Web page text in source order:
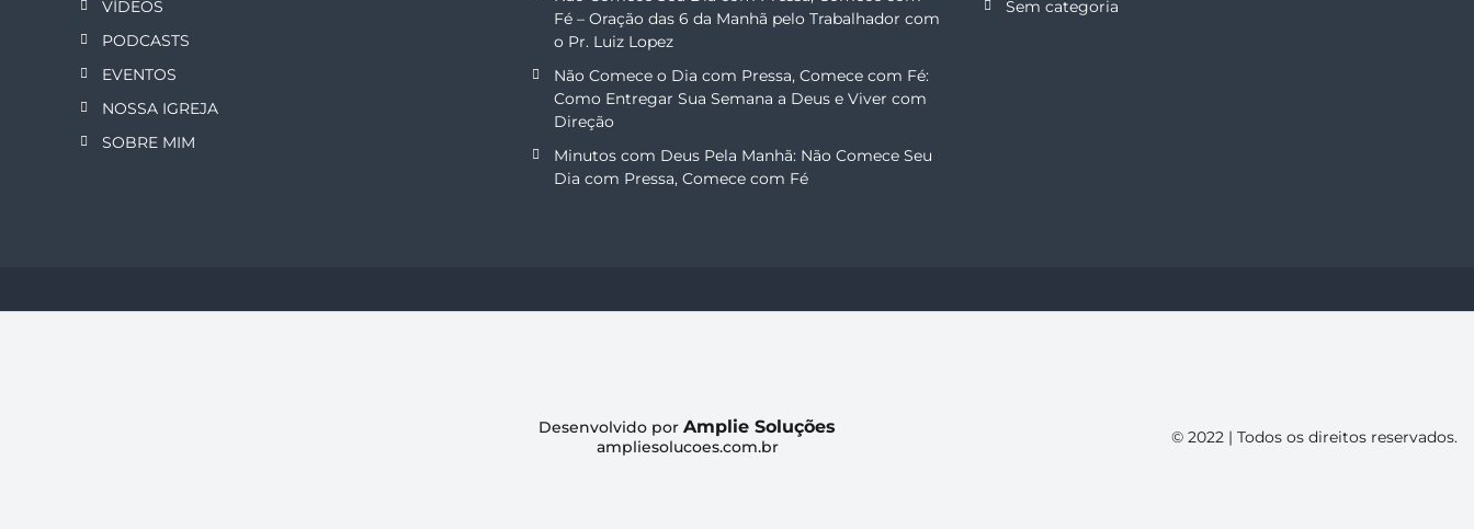
ã
o
p
p
VÍDEOS
PODCASTS
EVENTOS
NOSSA IGREJA
SOBRE MIM
Fé – Oração das 6 da Manhã pelo Trabalhador com
o Pr. Luiz Lopez
Não Comece o Dia com Pressa, Comece com Fé:
Como Entregar Sua Semana a Deus e Viver com
Direção
Minutos com Deus Pela Manhã: Não Comece Seu
Dia com Pressa, Comece com Fé
Sem categoria
Desenvolvido por Amplie Soluções
ampliesolucoes.com.br © 2022 | Todos os direitos reservados.